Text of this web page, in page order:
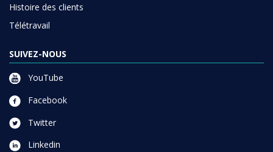
Histoire des clients
Télétravail
SUIVEZ-NOUS
YouTube
Facebook
Twitter
Linkedin